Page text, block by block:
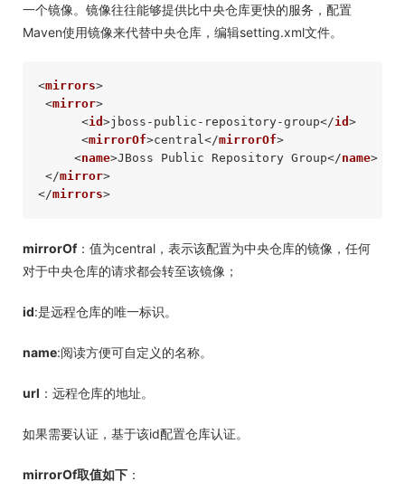
一个镜像。镜像往往能够提供比中央仓库更快的服务，配置
Maven使用镜像来代替中央仓库，编辑setting.xml文件。
<mirrors>
<mirror>
<id >jboss-public-repository-group</id >
<mirrorOf>central </mirrorOf>
<name>JBoss Public Repository Group</name>
</mirror>
</mirrors>
mirrorOf：值为central，表示该配置为中央仓库的镜像，任何
对于中央仓库的请求都会转至该镜像；
id:是远程仓库的唯一标识。
name:阅读方便可自定义的名称。
url ：远程仓库的地址。
如果需要认证，基于该id配置仓库认证。
mirrorOf取值如下 ：